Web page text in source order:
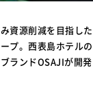
資源削減を目指し
プ。西表島ホテル
ランドOSAJIが開